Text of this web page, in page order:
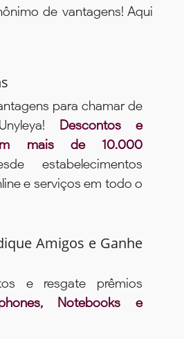
de vantagens! Aqui
para chamar de
Descontos e
mais de 10.000
estabelecimentos
e serviços em todo o
Amigos e Ganhe
e resgate prêmios
Notebooks e